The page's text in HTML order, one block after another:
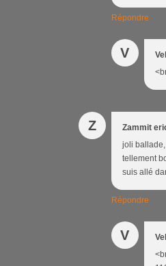
Répondre
V
Z
Zammit
joli
tellement
suis allé
Répondre
V